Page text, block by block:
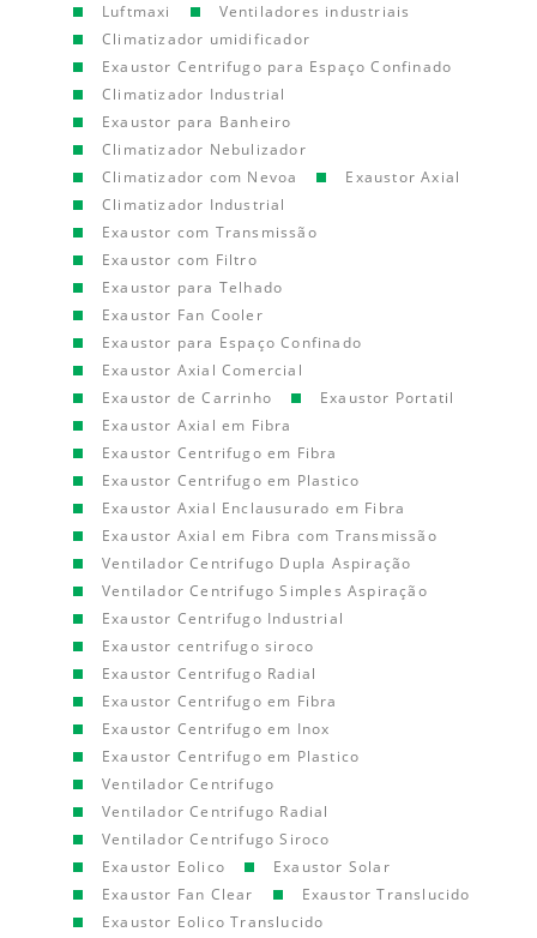
Luftmaxi
Ventiladores industriais
Climatizador umidificador
Exaustor Centrifugo para Espaço Confinado
Climatizador Industrial
Exaustor para Banheiro
Climatizador Nebulizador
Climatizador com Nevoa
Exaustor Axial
Climatizador Industrial
Exaustor com Transmissão
Exaustor com Filtro
Exaustor para Telhado
Exaustor Fan Cooler
Exaustor para Espaço Confinado
Exaustor Axial Comercial
Exaustor de Carrinho
Exaustor Portatil
Exaustor Axial em Fibra
Exaustor Centrifugo em Fibra
Exaustor Centrifugo em Plastico
Exaustor Axial Enclausurado em Fibra
Exaustor Axial em Fibra com Transmissão
Ventilador Centrifugo Dupla Aspiração
Ventilador Centrifugo Simples Aspiração
Exaustor Centrifugo Industrial
Exaustor centrifugo siroco
Exaustor Centrifugo Radial
Exaustor Centrifugo em Fibra
Exaustor Centrifugo em Inox
Exaustor Centrifugo em Plastico
Ventilador Centrifugo
Ventilador Centrifugo Radial
Ventilador Centrifugo Siroco
Exaustor Eolico
Exaustor Solar
Exaustor Fan Clear
Exaustor Translucido
Exaustor Eolico Translucido